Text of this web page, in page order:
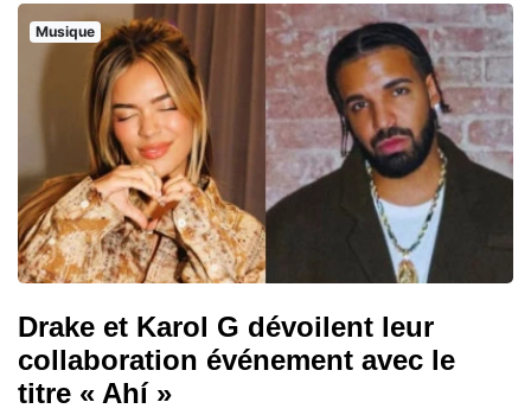
Musique
Drake et Karol G dévoilent leur
collaboration événement avec le
titre « Ahí »